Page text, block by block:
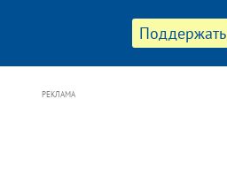
Поддержать
РЕКЛАМА